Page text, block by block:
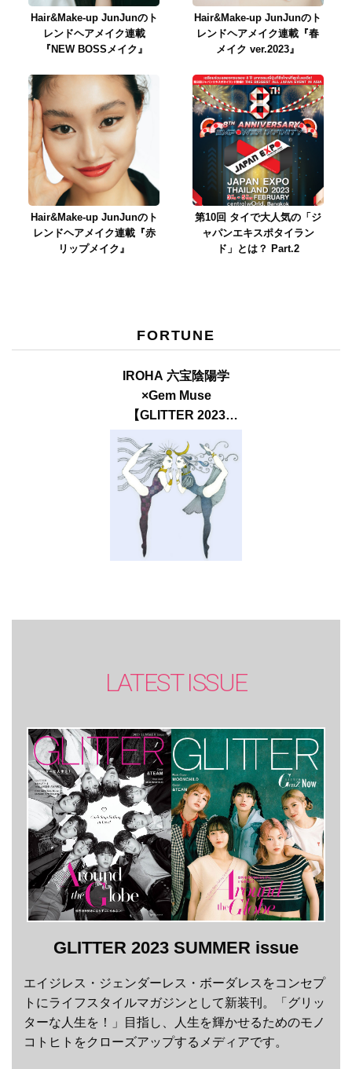
Hair&Make-up JunJunのト
レンドヘアメイク連載
『NEW BOSSメイク』
Hair&Make-up JunJunのト
レンドヘアメイク連載『春
メイク ver.2023』
Hair&Make-up JunJunのト
レンドヘアメイク連載『赤
リップメイク』
第10回 タイで大人気の「ジ
ャパンエキスポタイラン
ド」とは？ Part.2
FORTUNE
IROHA 六宝陰陽学
×Gem Muse
【GLITTER 2023
SUMMER issue】
LATEST ISSUE
GLITTER 2023 SUMMER issue
エイジレス・ジェンダーレス・ボーダレスをコンセプ
トにライフスタイルマガジンとして新装刊。「グリッ
ターな人生を！」目指し、人生を輝かせるためのモノ
コトヒトをクローズアップするメディアです。